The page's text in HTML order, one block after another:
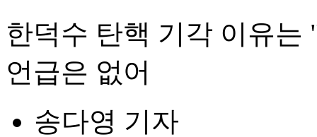
한덕수 탄핵 기각 이유
언급은 없어
송다영 기자